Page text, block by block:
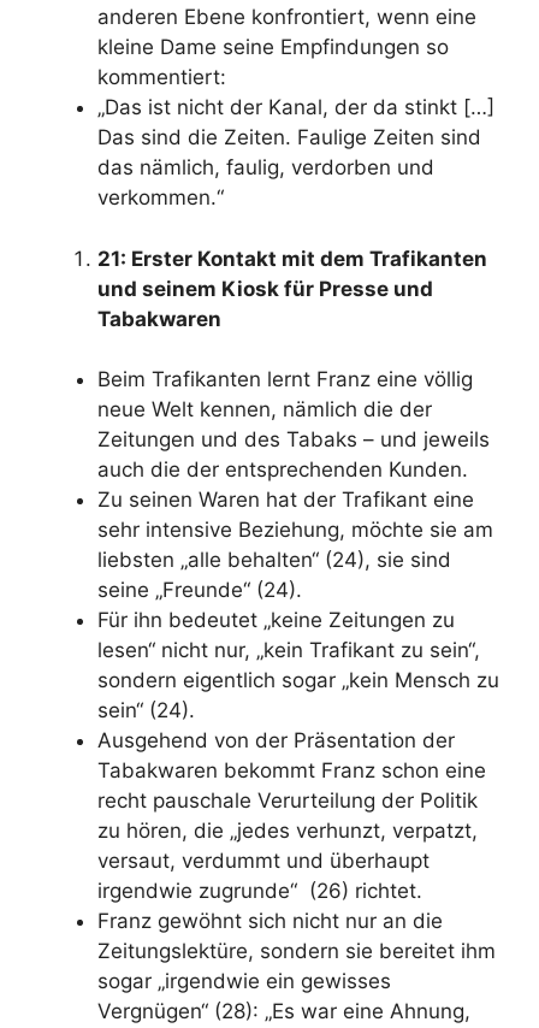
anderen Ebene konfrontiert, wenn eine
kleine Dame seine Empfindungen so
kommentiert:
„Das ist nicht der Kanal, der da stinkt […]
Das sind die Zeiten. Faulige Zeiten sind
das nämlich, faulig, verdorben und
verkommen.“
21: Erster Kontakt mit dem Trafikanten
und seinem Kiosk für Presse und
Tabakwaren
Beim Trafikanten lernt Franz eine völlig
neue Welt kennen, nämlich die der
Zeitungen und des Tabaks – und jeweils
auch die der entsprechenden Kunden.
Zu seinen Waren hat der Trafikant eine
sehr intensive Beziehung, möchte sie am
liebsten „alle behalten“ (24), sie sind
seine „Freunde“ (24).
Für ihn bedeutet „keine Zeitungen zu
lesen“ nicht nur, „kein Trafikant zu sein“,
sondern eigentlich sogar „kein Mensch zu
sein“ (24).
Ausgehend von der Präsentation der
Tabakwaren bekommt Franz schon eine
recht pauschale Verurteilung der Politik
zu hören, die „jedes verhunzt, verpatzt,
versaut, verdummt und überhaupt
irgendwie zugrunde“ (26) richtet.
Franz gewöhnt sich nicht nur an die
Zeitungslektüre, sondern sie bereitet ihm
sogar „irgendwie ein gewisses
Vergnügen“ (28): „Es war eine Ahnung,